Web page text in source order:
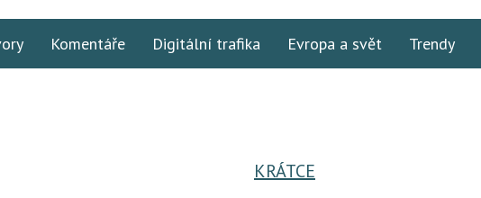
Komentáře Digitální trafika Evropa a svět Trendy
KRÁTCE